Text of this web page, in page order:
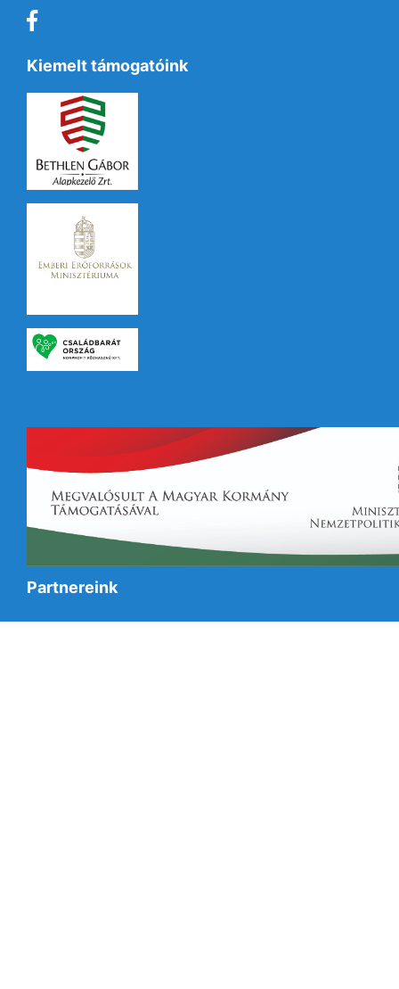
Kiemelt támogatóink
Partnereink